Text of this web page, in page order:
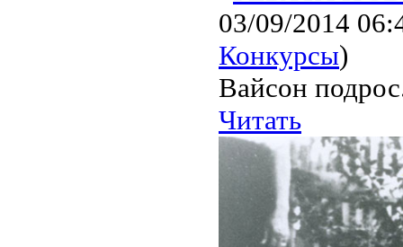
03/09/2014
Конкурсы)
Вайсон
Читать